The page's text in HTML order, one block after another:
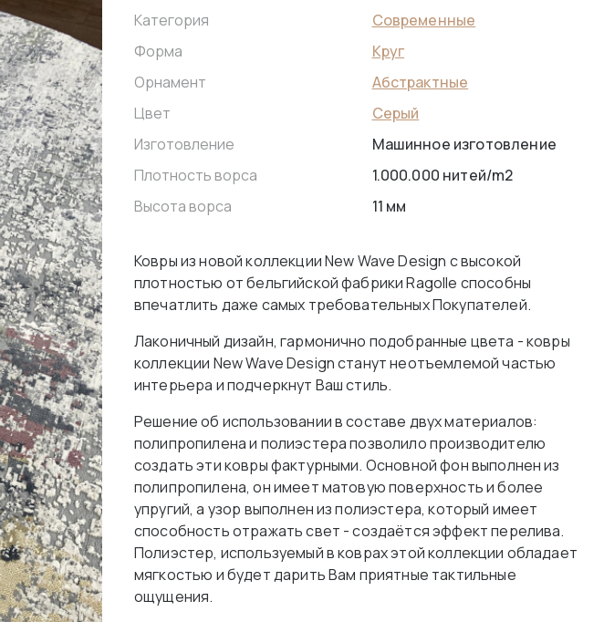
Категория
Современные
Форма
Круг
Орнамент
Абстрактные
Цвет
Серый
Изготовление
Машинное изготовление
Плотность ворса
1.000.000 нитей/m2
Высота ворса
11 мм
Ковры из новой коллекции New Wave Design с высокой
плотностью от бельгийской фабрики Ragolle способны
впечатлить даже самых требовательных Покупателей.
Лаконичный дизайн, гармонично подобранные цвета - ковры
коллекции New Wave Design станут неотъемлемой частью
интерьера и подчеркнут Ваш стиль.
Решение об использовании в составе двух материалов:
полипропилена и полиэстера позволило производителю
создать эти ковры фактурными. Основной фон выполнен из
полипропилена, он имеет матовую поверхность и более
упругий, а узор выполнен из полиэстера, который имеет
способность отражать свет - создаётся эффект перелива.
Полиэстер, используемый в коврах этой коллекции обладает
мягкостью и будет дарить Вам приятные тактильные
ощущения.